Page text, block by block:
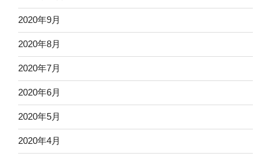
2020年9月
2020年8月
2020年7月
2020年6月
2020年5月
2020年4月